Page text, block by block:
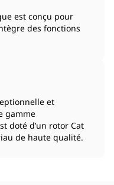
est conçu pour
des fonctions
et
gamme
doté d’un rotor Cat
de haute qualité.